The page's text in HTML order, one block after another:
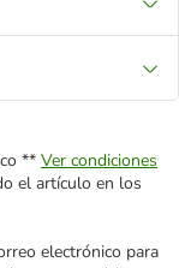
** Ver condiciones
el artículo en los
electrónico para